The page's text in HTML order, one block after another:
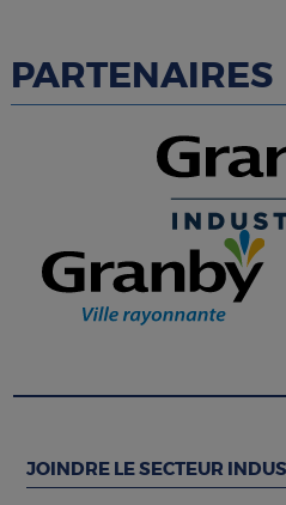
PARTENAIRES
JOINDRE LE SECTEUR